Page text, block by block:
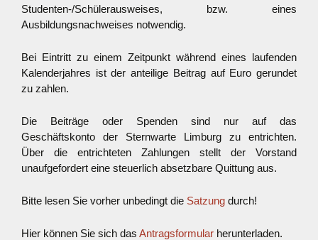
Studenten-/Schülerausweises, bzw. eines
Ausbildungsnachweises notwendig.
Bei Eintritt zu einem Zeitpunkt während eines laufenden
Kalenderjahres ist der anteilige Beitrag auf Euro gerundet
zu zahlen.
Die Beiträge oder Spenden sind nur auf das
Geschäftskonto der Sternwarte Limburg zu entrichten.
Über die entrichteten Zahlungen stellt der Vorstand
unaufgefordert eine steuerlich absetzbare Quittung aus.
Bitte lesen Sie vorher unbedingt die Satzung durch!
Hier können Sie sich das Antragsformular herunterladen.